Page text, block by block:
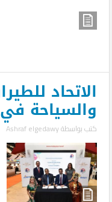
الاتحاد
والسياحة في
كتب بواسطةAshraf elgedawy